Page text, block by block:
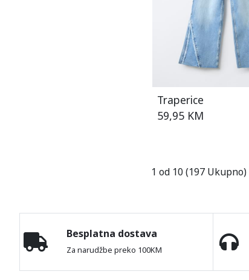
Traperice
59,95 KM
1 od 10 (197 Ukupno)
Besplatna dostava
Za narudžbe preko 100KM